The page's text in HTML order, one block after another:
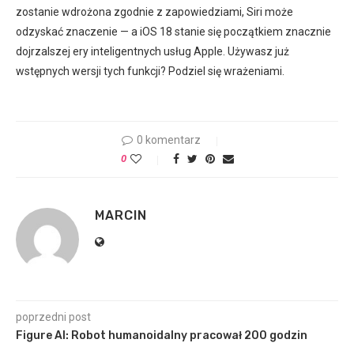
zostanie wdrożona zgodnie z zapowiedziami, Siri może
odzyskać znaczenie — a iOS 18 stanie się początkiem znacznie
dojrzalszej ery inteligentnych usług Apple. Używasz już
wstępnych wersji tych funkcji? Podziel się wrażeniami.
0 komentarz
0
MARCIN
poprzedni post
Figure AI: Robot humanoidalny pracował 200 godzin